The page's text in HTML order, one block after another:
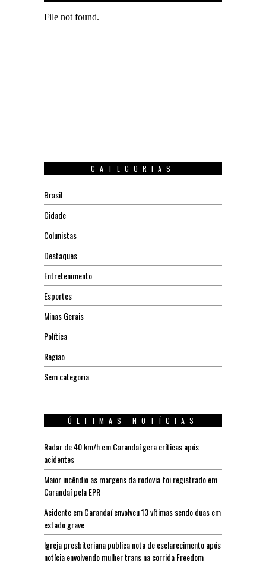
CATEGORIAS
Brasil
Cidade
Colunistas
Destaques
Entretenimento
Esportes
Minas Gerais
Política
Região
Sem categoria
ÚLTIMAS NOTÍCIAS
Radar de 40 km/h em Carandaí gera críticas após
acidentes
Maior incêndio as margens da rodovia foi registrado em
Carandaí pela EPR
Acidente em Carandaí envolveu 13 vítimas sendo duas em
estado grave
Igreja presbiteriana publica nota de esclarecimento após
notícia envolvendo mulher trans na corrida Freedom